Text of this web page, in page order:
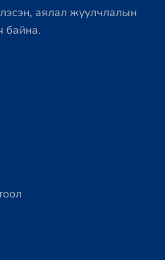
аялал жуулчлалын
байна.